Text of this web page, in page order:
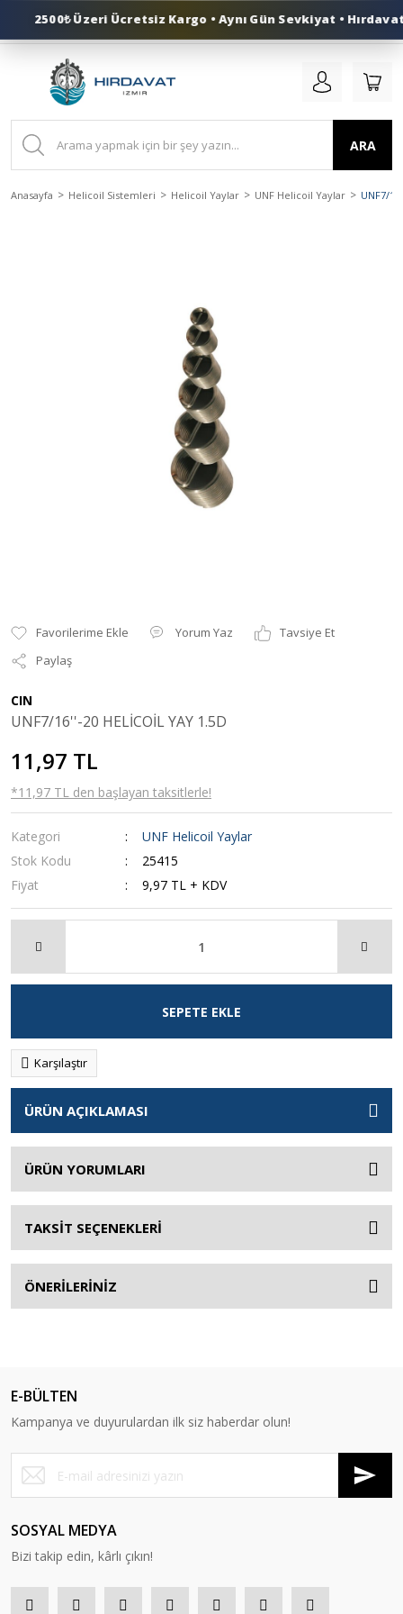
0 (553) 324 41 50
ARA
Anasayfa Helicoil Sistemleri Helicoil Yaylar UNF Helicoil Yaylar UNF7/
Yorum Yaz
Tavsiye Et
Paylaş
CIN
UNF7/16''-20 HELİCOİL YAY 1.5D
11,97 TL
*11,97 TL den başlayan taksitlerle!
Kategori
UNF Helicoil Yaylar
Stok Kodu
25415
Fiyat
9,97 TL + KDV
SEPETE EKLE
Karşılaştır
ÜRÜN AÇIKLAMASI
ÜRÜN YORUMLARI
TAKSİT SEÇENEKLERİ
ÖNERİLERİNİZ
E-BÜLTEN
Kampanya ve duyurulardan ilk siz haberdar olun!
SOSYAL MEDYA
Bizi takip edin, kârlı çıkın!
2500₺ Üzeri Ücretsiz Kargo • Aynı Gün Sevkiyat •